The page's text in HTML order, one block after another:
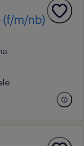
(f/m/nb)